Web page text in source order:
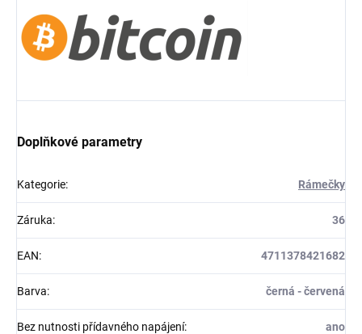
Doplňkové parametry
Kategorie: Rámečky
Záruka: 36
EAN: 4711378421682
Barva: černá - červená
Bez nutnosti přídavného napájení: ano